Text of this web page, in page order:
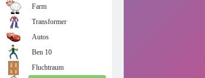
Farm
Transformer
Autos
Ben 10
Fluchtraum